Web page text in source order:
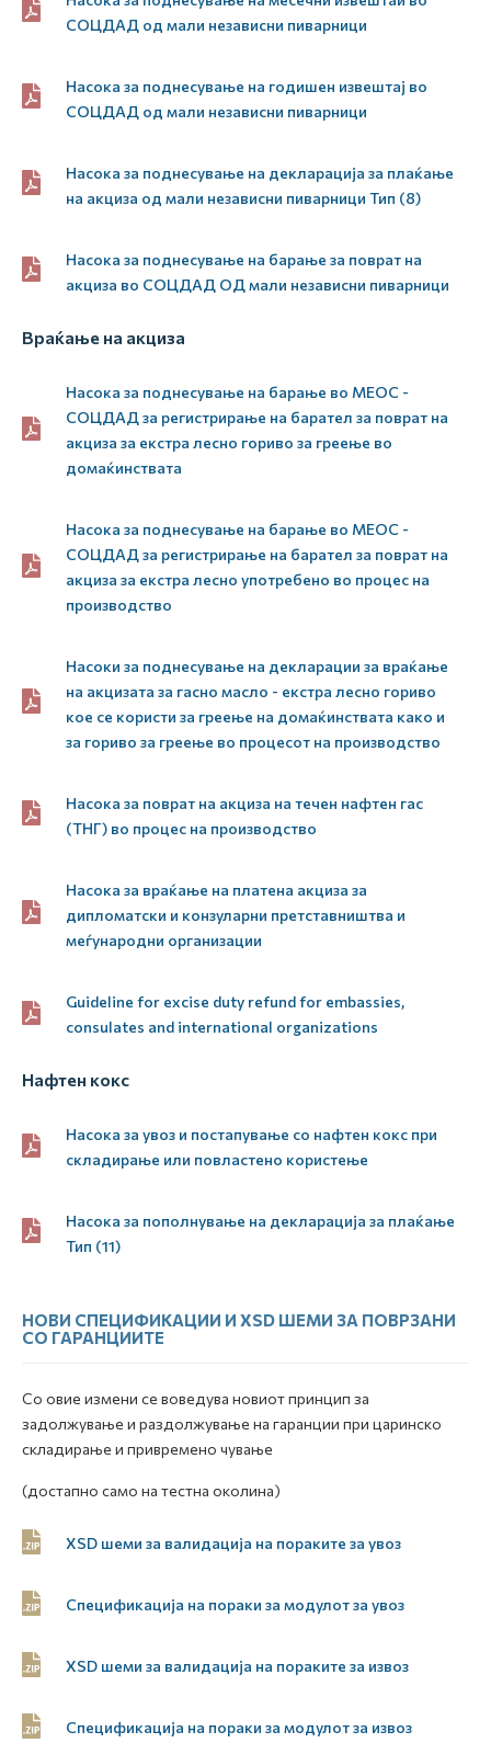
СОЦДАД од мали независни пиварници
Насока за поднесување на годишен извештај во
СОЦДАД од мали независни пиварници
Насока за поднесување на декларација за плаќање
на акциза од мали независни пиварници Тип (8)
Насока за поднесување на барање за поврат на
акциза во СОЦДАД ОД мали независни пиварници
Враќање на акциза
Насока за поднесување на барање во МЕОС -
СОЦДАД за регистрирање на барател за поврат на
акциза за екстра лесно гориво за греење во
домаќинствата
Насока за поднесување на барање во МЕОС -
СОЦДАД за регистрирање на барател за поврат на
акциза за екстра лесно употребено во процес на
производство
Насоки за поднесување на декларации за враќање
на акцизата за гасно масло - екстра лесно гориво
кое се користи за греење на домаќинствата како и
за гориво за греење во процесот на производство
Насока за поврат на акциза на течен нафтен гас
(ТНГ) во процес на производство
Насока за враќање на платена акциза за
дипломатски и конзуларни претставништва и
меѓународни организации
Guideline for excise duty refund for embassies,
consulates and international organizations
Нафтен кокс
Насока за увоз и постапување со нафтен кокс при
складирање или повластено користење
Насока за пополнување на декларација за плаќање
Тип (11)
НОВИ СПЕЦИФИКАЦИИ И XSD ШЕМИ ЗА ПОВРЗАНИ
СО ГАРАНЦИИТЕ
Со овие измени се воведува новиот принцип за
задолжување и раздолжување на гаранции при царинско
складирање и привремено чување
(достапно само на тестна околина)
XSD шеми за валидација на пораките за увоз
Спецификација на пораки за модулот за увоз
XSD шеми за валидација на пораките за извоз
Спецификација на пораки за модулот за извоз